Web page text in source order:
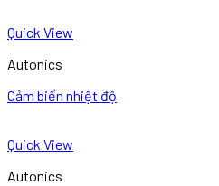
Quick View
Autonics
Cảm biến nhiệt độ
Quick View
Autonics